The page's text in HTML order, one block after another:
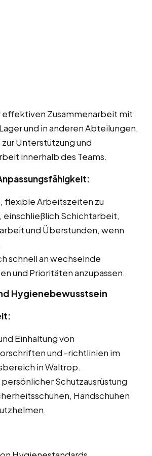
effektiven Zusammenarbeit mit
und in anderen Abteilungen.
Unterstützung und
innerhalb des Teams.
flexible Arbeitszeiten zu
Schichtarbeit,
und Überstunden, wenn
schnell an wechselnde
und Prioritäten anzupassen.
Hygienebewusstsein
Einhaltung von
und -richtlinien im
in Waltrop.
Schutzausrüstung
Handschuhen